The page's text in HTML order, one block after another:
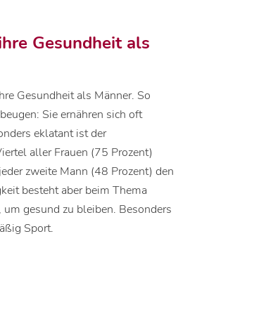
Gesundheit als
Gesundheit als Männer. So
Sie ernähren sich oft
eklatant ist der
aller Frauen (75 Prozent)
zweite Mann (48 Prozent) den
besteht aber beim Thema
gesund zu bleiben. Besonders
Sport.